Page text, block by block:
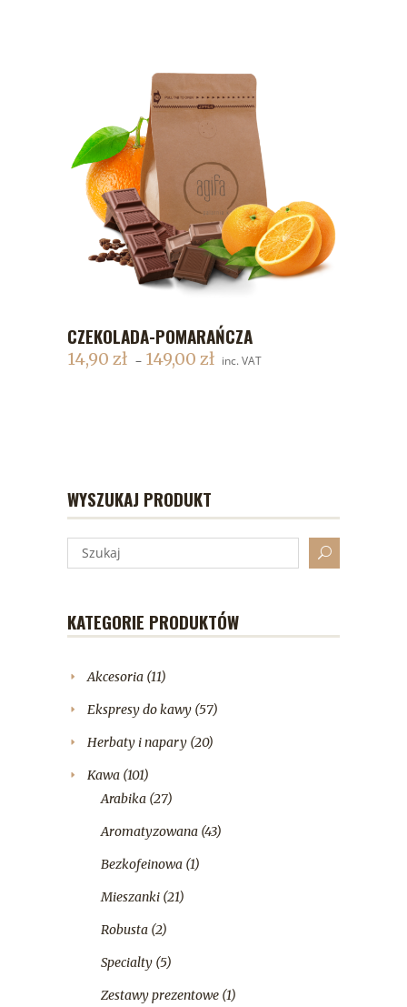
DODAJ DO KOSZYKA
CZEKOLADA-POMARAŃCZA
14,90 zł – 149,00 zł inc. VAT
WYSZUKAJ PRODUKT
KATEGORIE PRODUKTÓW
Akcesoria (11)
Ekspresy do kawy (57)
Herbaty i napary (20)
Kawa (101)
Arabika (27)
Aromatyzowana (43)
Bezkofeinowa (1)
Mieszanki (21)
Robusta (2)
Specialty (5)
Zestawy prezentowe (1)